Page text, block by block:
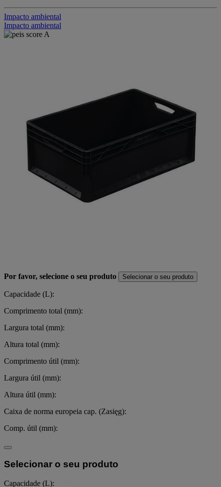
Impacto ambiental
Impacto ambiental
Por favor, selecione o seu produto Selecionar o seu produto
Capacidade (L):
Comprimento total (mm):
Largura total (mm):
Altura total (mm):
Comprimento útil (mm):
Largura útil (mm):
Altura útil (mm):
Caixa de norma europeia cap. (Zasięg):
Comp. útil (mm):
Selecionar o seu produto
Capacidade (L):